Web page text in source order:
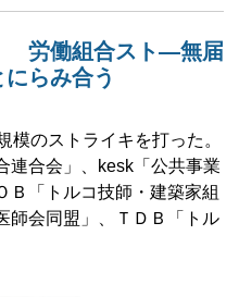
労働組合スト―無届
らみ合う
のストライキを打った。
連合会」、kesk「公共事業
Ｂ「トルコ技師・建築家組
師会同盟」、ＴＤＢ「トル